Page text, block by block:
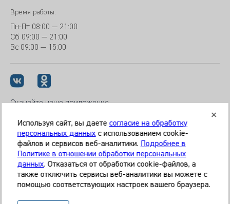
Время работы:
Пн-Пт 08:00 — 21:00
Сб 09:00 — 21:00
Вс 09:00 — 15:00
Скачайте наше приложение
© 2026 Клиника «МЕДИКАЛ ОН ГРУП»
Все права защищены
Информация, представленная на сайте, является
Используя сайт, вы даете согласие на обработку
персональных данныхс использованием cookie-
файлов и сервисов веб-аналитики. Подробнее в
Политике в отношении обработки персональных
данных. Отказаться от обработки cookie-файлов, а
также отключить сервисы веб-аналитики вы можете с
помощью соответствующих настроек вашего браузера.